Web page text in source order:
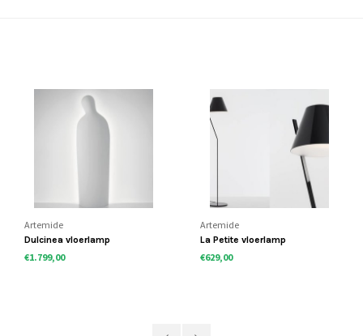
Artemide
Dulcinea vloerlamp
€1.799,00
Artemide
La Petite vloerlamp
€629,00